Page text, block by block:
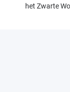
het Zwarte